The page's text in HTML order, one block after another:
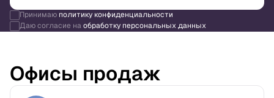
Принимаю политику конфиденциальности
Даю согласие наобработку персональных данных
Офисы продаж